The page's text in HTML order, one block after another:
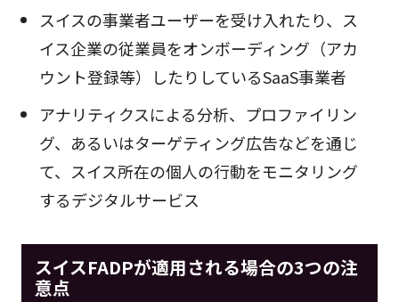
スイスの事業者ユーザーを受け入れたり、ス
イス企業の従業員をオンボーディング（アカ
ウント登録等）したりしているSaaS事業者
アナリティクスによる分析、プロファイリン
グ、あるいはターゲティング広告などを通じ
て、スイス所在の個人の行動をモニタリング
するデジタルサービス
スイスFADPが適用される場合の3つの注
意点